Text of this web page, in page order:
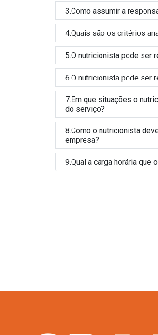
3.Como assumir a
4.Quais são os critérios
5.O nutricionista pode ser
6.O nutricionista pode ser
7.Em que situações o
do serviço?
8.Como o nutricionista
empresa?
9.Qual a carga horária que